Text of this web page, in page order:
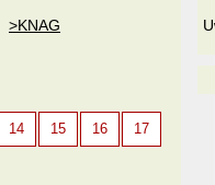
>KNAG
14 15 16 17